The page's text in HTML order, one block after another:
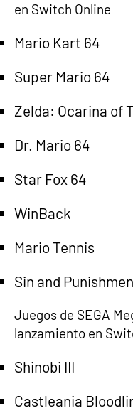
en Switch Online
Mario Kart 64
Super Mario 64
Zelda: Ocarina of
Dr. Mario 64
Star Fox 64
WinBack
Mario Tennis
Sin and
Juegos de SEGA
lanzamiento en
Shinobi III
Castleania